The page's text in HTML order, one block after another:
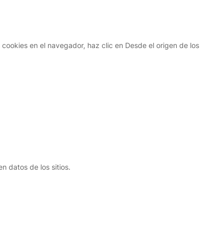
en el navegador, haz clic en Desde el origen de los
datos de los sitios.